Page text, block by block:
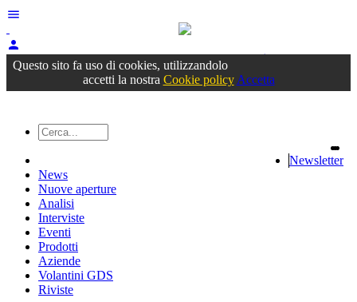
menu
person
Accedioppure registrati
Questo sito fa uso di cookies, utilizzandolo
accetti la nostra Cookie policy Accetta
Newsletter
News
Nuove aperture
Analisi
Interviste
Eventi
Prodotti
Aziende
Volantini GDS
Riviste